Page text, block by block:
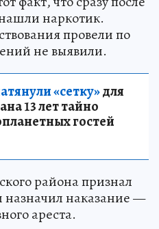
наркотик.
провели по
не выявили.
«сетку»для
13 лет тайно
гостей
района признал
наказание —
ареста.